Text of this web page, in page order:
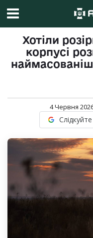
Хотіли
корпусі
4 Червня